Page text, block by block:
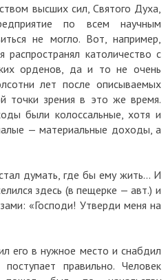
высших сил, Святого Духа,
по всем научным
не могло. Вот, например,
католичество с
орденов, да и то не очень
лет после описываемых
точки зрения в это же время.
были колоссальные, хотя и
— материальные доходы, а
думать, где бы ему жить… И
здесь (в пещерке — авт.) и
«Господи! Утверди меня на
его в нужное место и снабдил
правильно. Человек